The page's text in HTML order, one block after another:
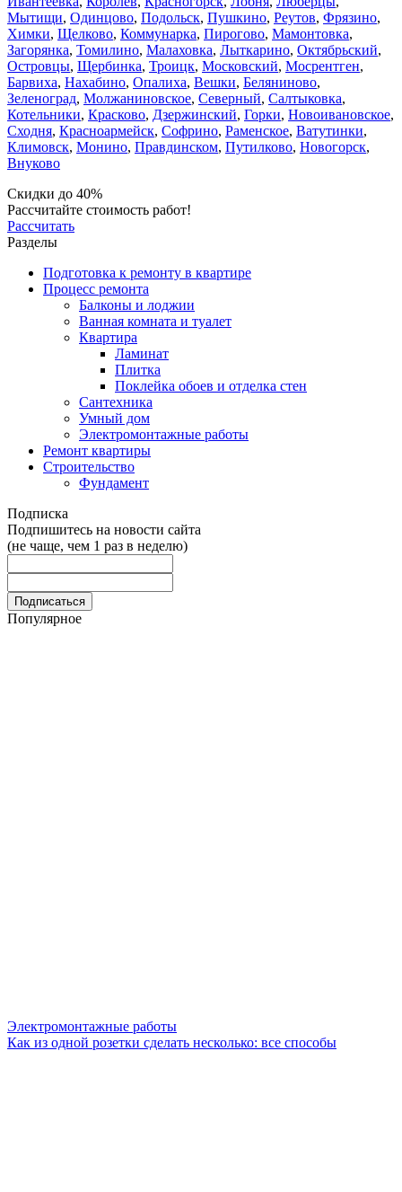
Мытищи, Одинцово, Подольск, Пушкино, Реутов, Фрязино,
Химки, Щелково, Коммунарка, Пирогово, Мамонтовка,
Загорянка, Томилино, Малаховка, Лыткарино, Октябрьский,
Островцы, Щербинка, Троицк, Московский, Мосрентген,
Барвиха, Нахабино, Опалиха, Вешки, Беляниново,
Зеленоград, Молжаниновское, Северный, Салтыковка,
Котельники, Красково, Дзержинский, Горки, Новоивановское,
Сходня, Красноармейск, Софрино, Раменское, Ватутинки,
Климовск, Монино, Правдинском, Путилково, Новогорск,
Внуково
Скидки до 40%
Рассчитайте стоимость работ!
Рассчитать
Разделы
Подготовка к ремонту в квартире
Процесс ремонта
Балконы и лоджии
Ванная комната и туалет
Квартира
Ламинат
Плитка
Поклейка обоев и отделка стен
Сантехника
Умный дом
Электромонтажные работы
Ремонт квартиры
Строительство
Фундамент
Подписка
Подпишитесь на новости сайта
(не чаще, чем 1 раз в неделю)
Популярное
Электромонтажные работы
Как из одной розетки сделать несколько: все способы